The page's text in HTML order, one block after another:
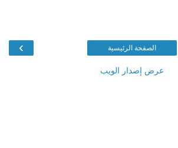
› الصفحة الرئيسية
عرض إصدار الويب